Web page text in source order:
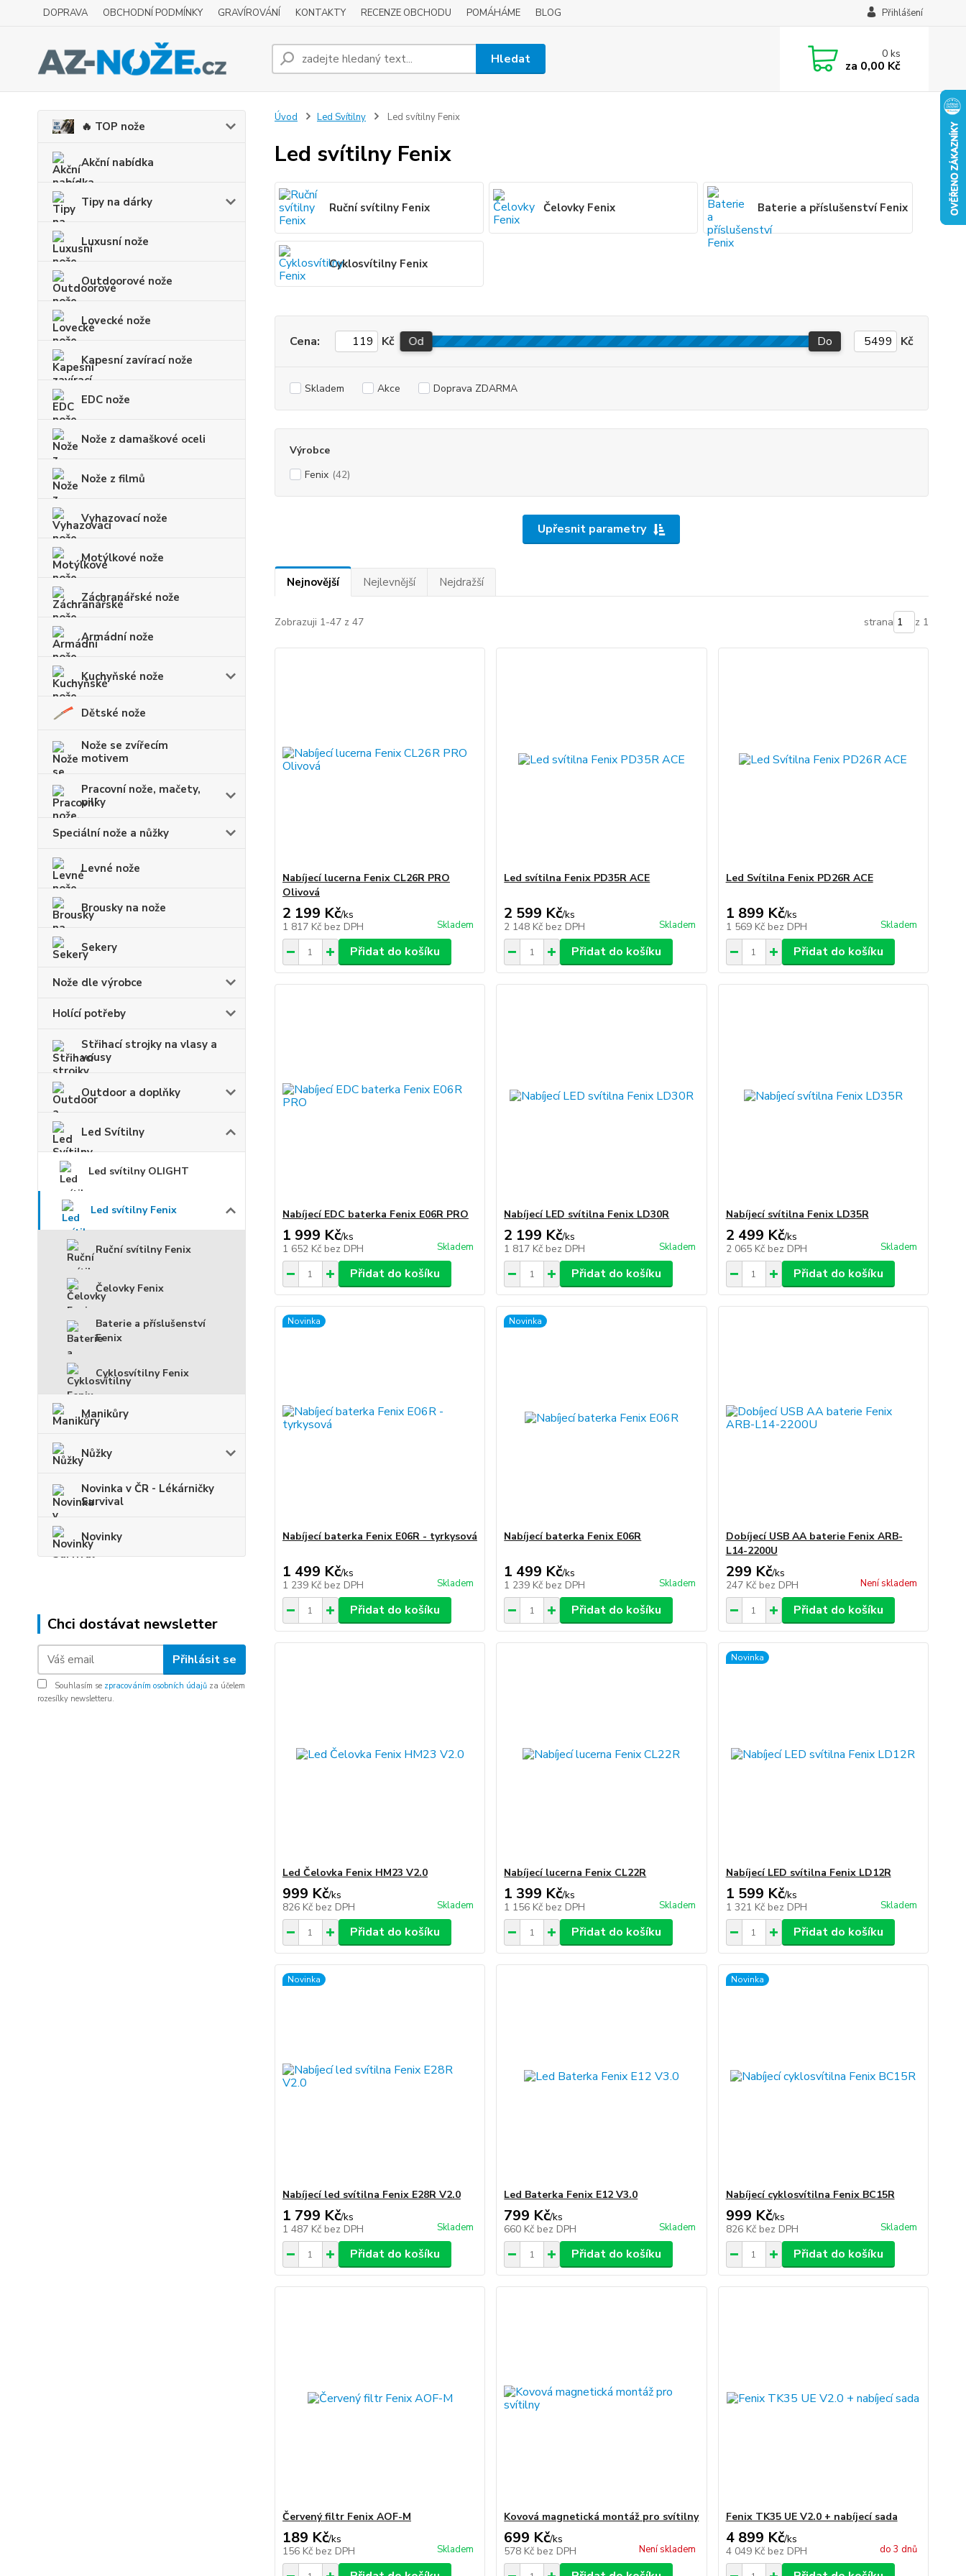
DOPRAVA OBCHODNÍ PODMÍNKY GRAVÍROVÁNÍ KONTAKTY RECENZE OBCHODU POMÁHÁME BLOG Přihlášení
Hledat 0ks
za 0,00 Kč
🔥 TOP nože
Akční nabídka
Tipy na dárky
Luxusní nože
Outdoorové nože
Lovecké nože
Kapesní zavírací nože
EDC nože
Nože z damaškové oceli
Nože z filmů
Vyhazovací nože
Motýlkové nože
Záchranářské nože
Armádní nože
Kuchyňské nože
Dětské nože
Nože se zvířecím
motivem
Pracovní nože, mačety,
pilky
Speciální nože a nůžky
Levné nože
Brousky na nože
Sekery
Nože dle výrobce
Holící potřeby
Střihací strojky na vlasy a
vousy
Outdoor a doplňky
Led Svítilny
Led svítilny OLIGHT
Led svítilny Fenix
Ruční svítilny Fenix
Čelovky Fenix
Baterie a příslušenství
Fenix
Cyklosvítilny Fenix
Manikůry
Nůžky
Novinka v ČR - Lékárničky
Survival
Novinky
Chci dostávat newsletter
Přihlásit se
Souhlasím se zpracováním osobních údajů za účelem
rozesílky newsletteru.
Úvod Led Svítilny Led svítilny Fenix
Led svítilny Fenix
Ruční svítilny Fenix Čelovky Fenix Baterie a příslušenství Fenix
Cyklosvítilny Fenix
Upřesnit parametry
Cena: Kč Od Do Kč
Skladem Akce Doprava ZDARMA
Výrobce
Fenix (42)
Nejnovější Nejlevnější Nejdražší
Zobrazuji 1-47 z 47 strana z 1
Nabíjecí lucerna Fenix CL26R PRO
Olivová
2 199 Kč/ks
1 817 Kč bez DPH Skladem
Přidat do košíku
Led svítilna Fenix PD35R ACE
2 599 Kč/ks
2 148 Kč bez DPH Skladem
Přidat do košíku
Led Svítilna Fenix PD26R ACE
1 899 Kč/ks
1 569 Kč bez DPH Skladem
Přidat do košíku
Nabíjecí EDC baterka Fenix E06R PRO
1 999 Kč/ks
1 652 Kč bez DPH Skladem
Přidat do košíku
Nabíjecí LED svítilna Fenix LD30R
2 199 Kč/ks
1 817 Kč bez DPH Skladem
Přidat do košíku
Nabíjecí svítilna Fenix LD35R
2 499 Kč/ks
2 065 Kč bez DPH Skladem
Přidat do košíku
Novinka
Nabíjecí baterka Fenix E06R - tyrkysová
1 499 Kč/ks
1 239 Kč bez DPH Skladem
Přidat do košíku
Novinka
Nabíjecí baterka Fenix E06R
1 499 Kč/ks
1 239 Kč bez DPH Skladem
Přidat do košíku
Dobíjecí USB AA baterie Fenix ARB-
L14-2200U
299 Kč/ks
247 Kč bez DPH Není skladem
Přidat do košíku
Led Čelovka Fenix HM23 V2.0
999 Kč/ks
826 Kč bez DPH Skladem
Přidat do košíku
Nabíjecí lucerna Fenix CL22R
1 399 Kč/ks
1 156 Kč bez DPH Skladem
Přidat do košíku
Novinka
Nabíjecí LED svítilna Fenix LD12R
1 599 Kč/ks
1 321 Kč bez DPH Skladem
Přidat do košíku
Novinka
Nabíjecí led svítilna Fenix E28R V2.0
1 799 Kč/ks
1 487 Kč bez DPH Skladem
Přidat do košíku
Led Baterka Fenix E12 V3.0
799 Kč/ks
660 Kč bez DPH Skladem
Přidat do košíku
Novinka
Nabíjecí cyklosvítilna Fenix BC15R
999 Kč/ks
826 Kč bez DPH Skladem
Přidat do košíku
Červený filtr Fenix AOF-M
189 Kč/ks
156 Kč bez DPH Skladem
Kovová magnetická montáž pro svítilny
699 Kč/ks
578 Kč bez DPH Není skladem
Fenix TK35 UE V2.0 + nabíjecí sada
4 899 Kč/ks
4 049 Kč bez DPH do 3 dnů